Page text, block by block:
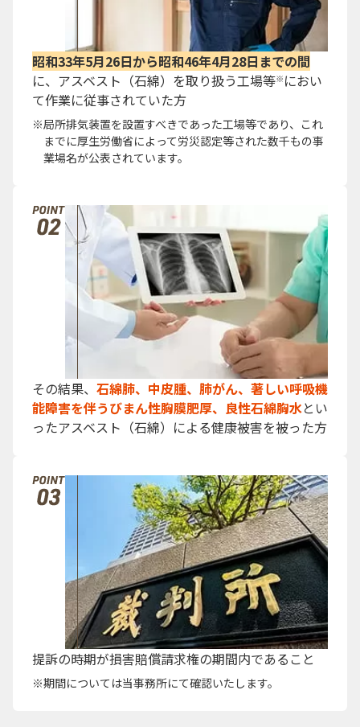
昭和33年5月26日から昭和46年4月28日までの間
に、アスベスト（石綿）を取り扱う工場等※ におい
て作業に従事されていた方
局所排気装置を設置すべきであった工場等であり、これ
までに厚生労働省によって労災認定等された数千もの事
業場名が公表されています。
その結果、 石綿肺、中皮腫、肺がん、著しい呼吸機
能障害を伴うびまん性胸膜肥厚、良性石綿胸水とい
ったアスベスト（石綿）による健康被害を被った方
提訴の時期が損害賠償請求権の期間内であること
期間については当事務所にて確認いたします。